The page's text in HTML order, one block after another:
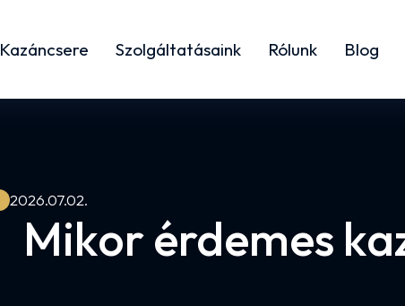
Kazáncsere Szolgáltatásaink Rólunk Blog
2026.07.02.
Mikor érdemes